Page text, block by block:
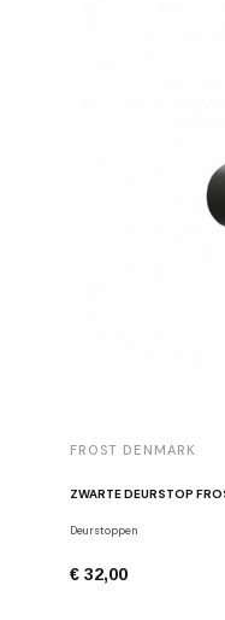
FROST DENMARK
ZWARTE DEURSTOP
Deurstoppen
€ 32,00